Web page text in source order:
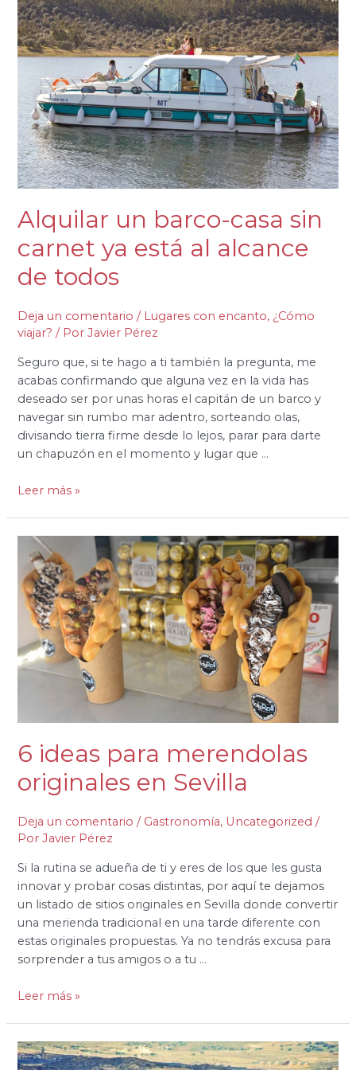
Alquilar un barco-casa sin
carnet ya está al alcance
de todos
Deja un comentario / Lugares con encanto, ¿Cómo
viajar? / PorJavier Pérez
Seguro que, si te hago a ti también la pregunta, me
acabas confirmando que alguna vez en la vida has
deseado ser por unas horas el capitán de un barco y
navegar sin rumbo mar adentro, sorteando olas,
divisando tierra firme desde lo lejos, parar para darte
un chapuzón en el momento y lugar que …
barco-
casa
sin
carnet
ya
está
al
alcance
de
todos
Leer más »
6 ideas para merendolas
originales en Sevilla
Deja un comentario / Gastronomía, Uncategorized /
PorJavier Pérez
Si la rutina se adueña de ti y eres de los que les gusta
innovar y probar cosas distintas, por aquí te dejamos
un listado de sitios originales en Sevilla donde convertir
una merienda tradicional en una tarde diferente con
estas originales propuestas. Ya no tendrás excusa para
sorprender a tus amigos o a tu …
ideas
para
merendolas
originales
Sevilla
Leer más »
Las